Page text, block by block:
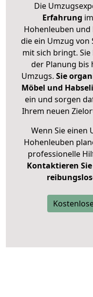
Die
Erfahrung
Hohenleuben
die ein Umzug
mit sich bringt.
der Planung bis
Umzugs. Sie
Möbel und
ein und sorgen
Ihrem neuen
Wenn Sie einen
Hohenleuben
professionelle
Kontaktieren